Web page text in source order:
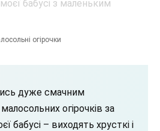
огірочки
дуже смачним
огірочків за
бабусі – виходять хрусткі і